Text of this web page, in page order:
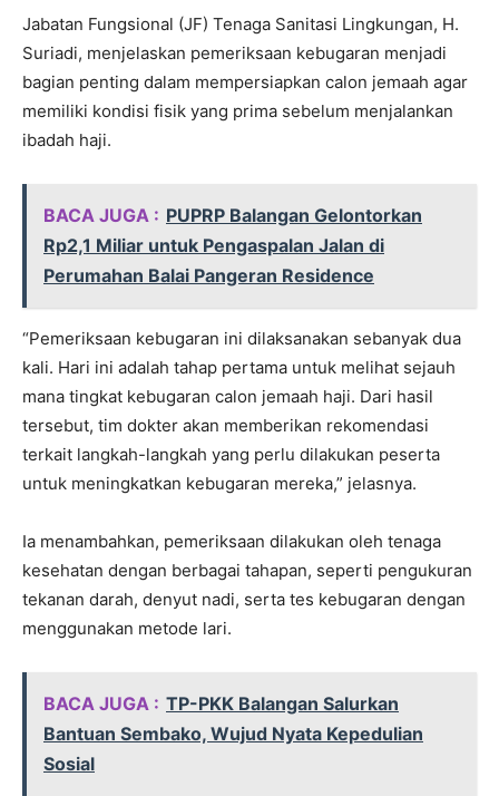
Jabatan Fungsional (JF) Tenaga Sanitasi Lingkungan, H.
Suriadi, menjelaskan pemeriksaan kebugaran menjadi
bagian penting dalam mempersiapkan calon jemaah agar
memiliki kondisi fisik yang prima sebelum menjalankan
ibadah haji.
BACA JUGA : PUPRP Balangan Gelontorkan
Rp2,1 Miliar untuk Pengaspalan Jalan di
Perumahan Balai Pangeran Residence
“Pemeriksaan kebugaran ini dilaksanakan sebanyak dua
kali. Hari ini adalah tahap pertama untuk melihat sejauh
mana tingkat kebugaran calon jemaah haji. Dari hasil
tersebut, tim dokter akan memberikan rekomendasi
terkait langkah-langkah yang perlu dilakukan peserta
untuk meningkatkan kebugaran mereka,” jelasnya.
Ia menambahkan, pemeriksaan dilakukan oleh tenaga
kesehatan dengan berbagai tahapan, seperti pengukuran
tekanan darah, denyut nadi, serta tes kebugaran dengan
menggunakan metode lari.
BACA JUGA : TP-PKK Balangan Salurkan
Bantuan Sembako, Wujud Nyata Kepedulian
Sosial